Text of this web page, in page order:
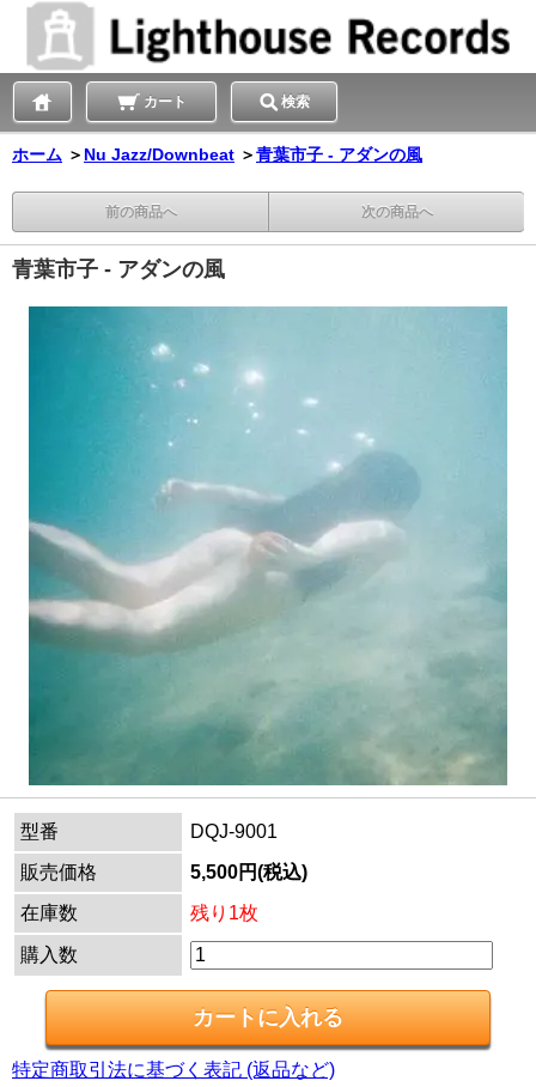
カート 検索
ホーム ＞ Nu Jazz/Downbeat ＞青葉市子 - アダンの風
前の商品へ 次の商品へ
青葉市子 - アダンの風
型番
DQJ-9001
販売価格
5,500円(税込)
在庫数
残り1枚
購入数
特定商取引法に基づく表記 (返品など)